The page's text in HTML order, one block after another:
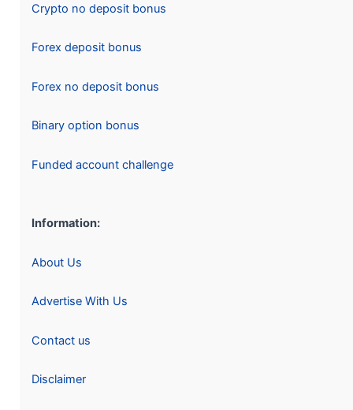
Crypto no deposit bonus
Forex deposit bonus
Forex no deposit bonus
Binary option bonus
Funded account challenge
Information:
About Us
Advertise With Us
Contact us
Disclaimer